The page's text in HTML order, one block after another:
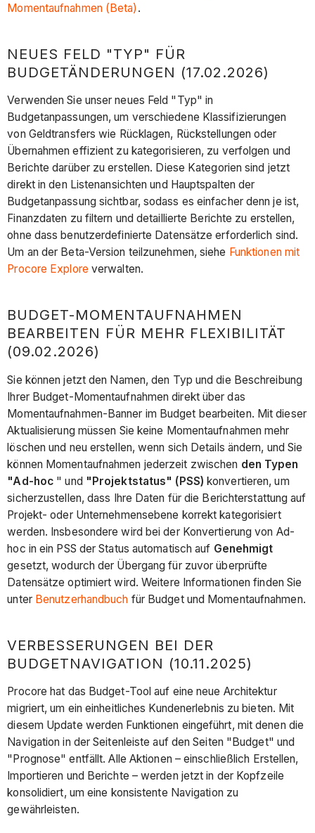
Momentaufnahmen (Beta) .
NEUES FELD "TYP" FÜR
BUDGETÄNDERUNGEN (17.02.2026)
Verwenden Sie unser neues Feld "Typ" in
Budgetanpassungen, um verschiedene Klassifizierungen
von Geldtransfers wie Rücklagen, Rückstellungen oder
Übernahmen effizient zu kategorisieren, zu verfolgen und
Berichte darüber zu erstellen. Diese Kategorien sind jetzt
direkt in den Listenansichten und Hauptspalten der
Budgetanpassung sichtbar, sodass es einfacher denn je ist,
Finanzdaten zu filtern und detaillierte Berichte zu erstellen,
ohne dass benutzerdefinierte Datensätze erforderlich sind.
Um an der Beta-Version teilzunehmen, siehe Funktionen mit
Procore Explore verwalten.
BUDGET-MOMENTAUFNAHMEN
BEARBEITEN FÜR MEHR FLEXIBILITÄT
(09.02.2026)
Sie können jetzt den Namen, den Typ und die Beschreibung
Ihrer Budget-Momentaufnahmen direkt über das
Momentaufnahmen-Banner im Budget bearbeiten. Mit dieser
Aktualisierung müssen Sie keine Momentaufnahmen mehr
löschen und neu erstellen, wenn sich Details ändern, und Sie
können Momentaufnahmen jederzeit zwischen den Typen
"Ad-hoc " und "Projektstatus" (PSS)konvertieren, um
sicherzustellen, dass Ihre Daten für die Berichterstattung auf
Projekt- oder Unternehmensebene korrekt kategorisiert
werden. Insbesondere wird bei der Konvertierung von Ad-
hoc in ein PSS der Status automatisch auf Genehmigt
gesetzt, wodurch der Übergang für zuvor überprüfte
Datensätze optimiert wird. Weitere Informationen finden Sie
unterBenutzerhandbuch für Budget und Momentaufnahmen.
VERBESSERUNGEN BEI DER
BUDGETNAVIGATION (10.11.2025)
Procore hat das Budget-Tool auf eine neue Architektur
migriert, um ein einheitliches Kundenerlebnis zu bieten. Mit
diesem Update werden Funktionen eingeführt, mit denen die
Navigation in der Seitenleiste auf den Seiten "Budget" und
"Prognose" entfällt. Alle Aktionen – einschließlich Erstellen,
Importieren und Berichte – werden jetzt in der Kopfzeile
konsolidiert, um eine konsistente Navigation zu
gewährleisten.